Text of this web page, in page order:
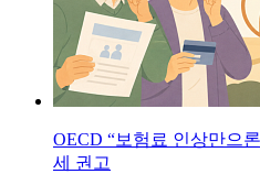
OECD “보험료 인상만으
세 권고